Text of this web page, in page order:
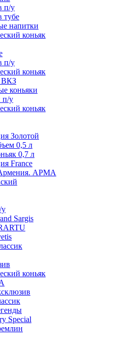
п/у
тубе
напитки
коньяк
п/у
коньяк
ВКЗ
коньяки
п/у
коньяк
Золотой
0,5 л
0,7 л
France
АРМА
Sargis
коньяк
Speсial